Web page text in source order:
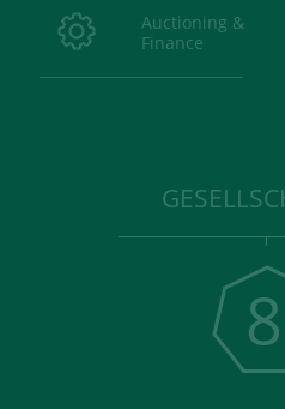
Auctioning &
Finance
8